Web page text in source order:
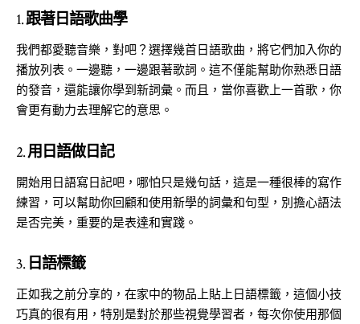
1.跟著日語歌曲學
我們都愛聽音樂，對吧？選擇幾首日語歌曲，將它們加入你的
播放列表。一邊聽，一邊跟著歌詞。這不僅能幫助你熟悉日語
的發音，還能讓你學到新詞彙。而且，當你喜歡上一首歌，你
會更有動力去理解它的意思。
2.用日語做日記
開始用日語寫日記吧，哪怕只是幾句話，這是一種很棒的寫作
練習，可以幫助你回顧和使用新學的詞彙和句型，別擔心語法
是否完美，重要的是表達和實踐。
3. 日語標籤
正如我之前分享的，在家中的物品上貼上日語標籤，這個小技
巧真的很有用，特別是對於那些視覺學習者，每次你使用那個